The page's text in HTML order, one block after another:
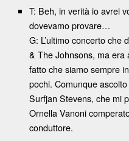
T: Beh, in verità io avrei
dovevamo provare…
G: L’ultimo concerto che
& The Johnsons, ma era
fatto che siamo sempre
pochi. Comunque
Surfjan Stevens, che mi
Ornella Vanoni
conduttore.